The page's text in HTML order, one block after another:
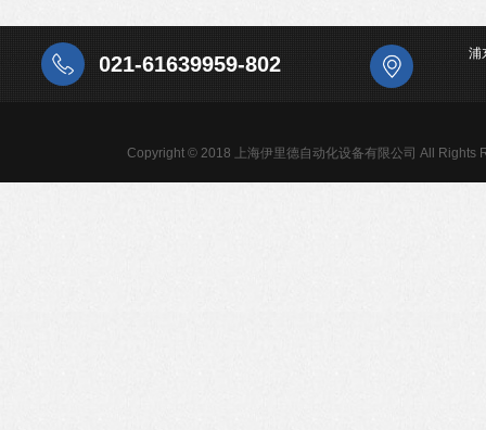
021-61639959-802 浦
Copyright © 2018 上海伊里德自动化设备有限公司 All Rights